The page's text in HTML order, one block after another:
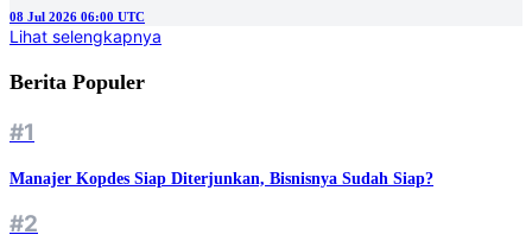
08 Jul 2026 06:00 UTC
Lihat selengkapnya
Berita Populer
#1
Manajer Kopdes Siap Diterjunkan, Bisnisnya Sudah Siap?
#2